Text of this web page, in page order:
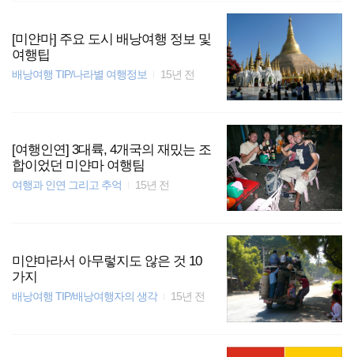
[미얀마] 주요 도시 배낭여행 정보 및
여행팁
배낭여행 TIP/나라별 여행정보 15년 전
[여행인연] 3대륙, 4개국의 재밌는 조
합이었던 미얀마 여행팀
여행과 인연 그리고 추억 15년 전
미얀마라서 아무렇지도 않은 것 10
가지
배낭여행 TIP/배낭여행자의 생각 15년 전